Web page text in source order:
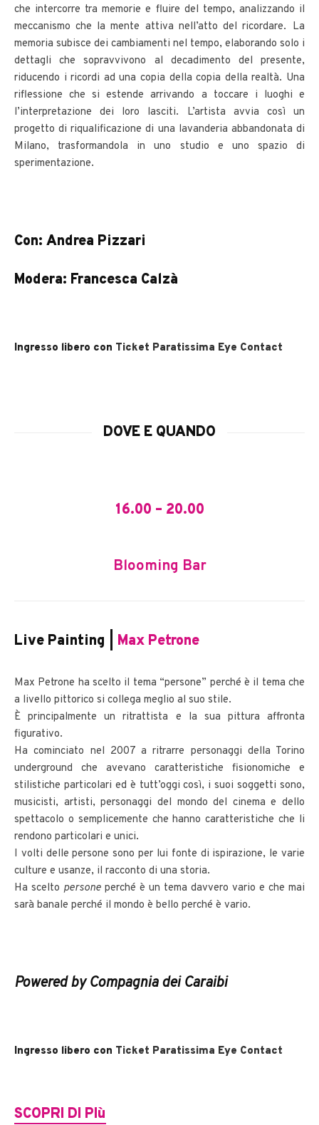
che intercorre tra memorie e fluire del tempo, analizzando il
meccanismo che la mente attiva nell’atto del ricordare. La
memoria subisce dei cambiamenti nel tempo, elaborando solo i
dettagli che sopravvivono al decadimento del presente,
riducendo i ricordi ad una copia della copia della realtà. Una
riflessione che si estende arrivando a toccare i luoghi e
l’interpretazione dei loro lasciti. L’artista avvia così un
progetto di riqualificazione di una lavanderia abbandonata di
Milano, trasformandola in uno studio e uno spazio di
sperimentazione.
Con: Andrea Pizzari
Modera: Francesca Calzà
Ingresso libero con Ticket Paratissima Eye Contact
DOVE E QUANDO
16.00 – 20.00
Blooming Bar
Live Painting | Max Petrone
Max Petrone ha scelto il tema “persone” perché è il tema che
a livello pittorico si collega meglio al suo stile.
È principalmente un ritrattista e la sua pittura affronta
figurativo.
Ha cominciato nel 2007 a ritrarre personaggi della Torino
underground che avevano caratteristiche fisionomiche e
stilistiche particolari ed è tutt’oggi così, i suoi soggetti sono,
musicisti, artisti, personaggi del mondo del cinema e dello
spettacolo o semplicemente che hanno caratteristiche che li
rendono particolari e unici.
I volti delle persone sono per lui fonte di ispirazione, le varie
culture e usanze, il racconto di una storia.
Ha scelto persone perché è un tema davvero vario e che mai
sarà banale perché il mondo è bello perché è vario.
Powered by Compagnia dei Caraibi
Ingresso libero con Ticket Paratissima Eye Contact
SCOPRI DI PIù